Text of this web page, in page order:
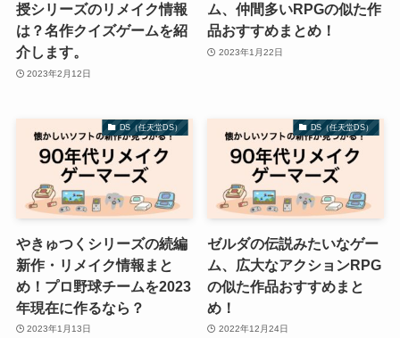
授シリーズのリメイク情報
は？名作クイズゲームを紹
介します。
2023年2月12日
ム、仲間多いRPGの似た作
品おすすめまとめ！
2023年1月22日
DS（任天堂DS）
やきゅつくシリーズの続編
新作・リメイク情報まと
め！プロ野球チームを2023
年現在に作るなら？
2023年1月13日
DS（任天堂DS）
ゼルダの伝説みたいなゲー
ム、広大なアクションRPG
の似た作品おすすめまと
め！
2022年12月24日